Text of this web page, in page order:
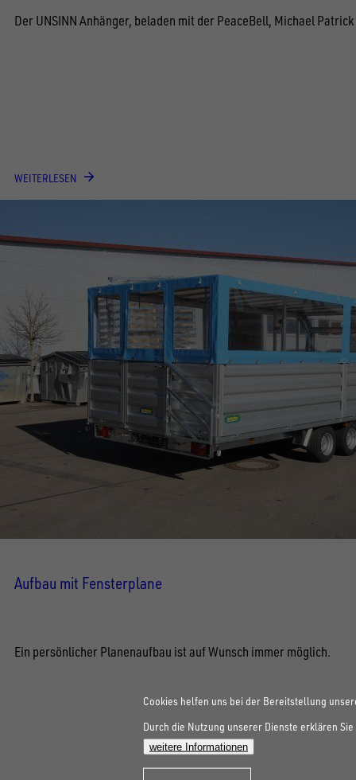
Der UNSINN Anhänger, beladen mit der PeaceBell, Michael
WEITERLESEN
Aufbau mit Fensterplane
Ein persönlicher Planenaufbau ist auf Wunsch immer möglich.
Cookies helfen uns bei der Bereitstellung
Durch die Nutzung unserer Dienste erklären
weitere Informationen